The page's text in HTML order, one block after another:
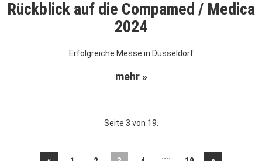
Rückblick auf die Compamed / Medica
2024
Erfolgreiche Messe in Düsseldorf
mehr »
Seite 3 von 19.
....